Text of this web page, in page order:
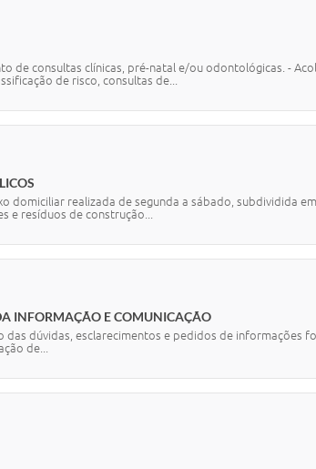
de consultas clínicas, pré-natal e/ou odontológicas. -
de risco, consultas de...
domiciliar realizada de segunda a sábado, subdividida
e resíduos de construção...
INFORMAÇÃO E COMUNICAÇÃO
das dúvidas, esclarecimentos e pedidos de
de...